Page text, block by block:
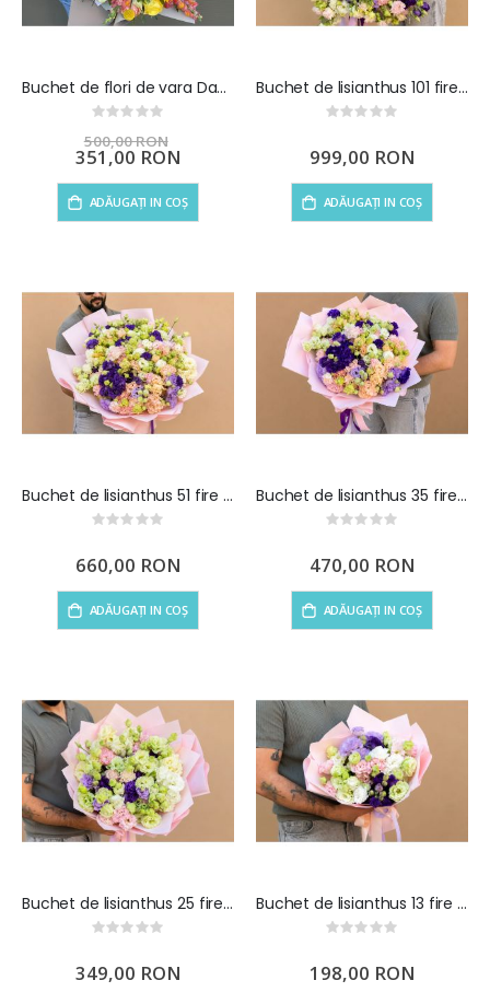
Buchet de flori de vara Dance of the Summer
Rating:
500,00 RON
Preț
special
351,00 RON
ADĂUGAȚI IN COȘ
Buchet de lisianthus 101 fire multicolor
Rating:
999,00 RON
ADĂUGAȚI IN COȘ
Buchet de lisianthus 51 fire multicolor
Rating:
660,00 RON
ADĂUGAȚI IN COȘ
Buchet de lisianthus 35 fire multicolor
Rating:
470,00 RON
ADĂUGAȚI IN COȘ
Buchet de lisianthus 25 fire multicolor
Rating:
349,00 RON
Buchet de lisianthus 13 fire multicolor
Rating:
198,00 RON